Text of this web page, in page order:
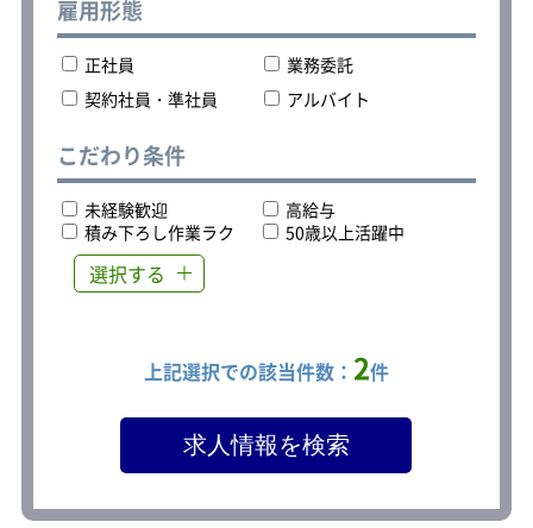
雇用形態
正社員
業務委託
契約社員・準社員
アルバイト
こだわり条件
未経験歓迎
高給与
積み下ろし作業ラク
50歳以上活躍中
選択する
上記選択での該当件数： 2件